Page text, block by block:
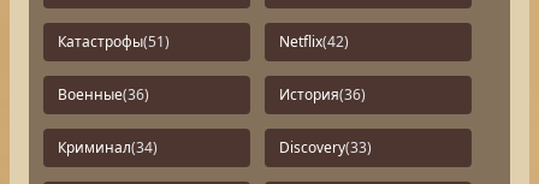
Катастрофы(51) Netflix(42)
Военные(36) История(36)
Криминал(34) Discovery(33)